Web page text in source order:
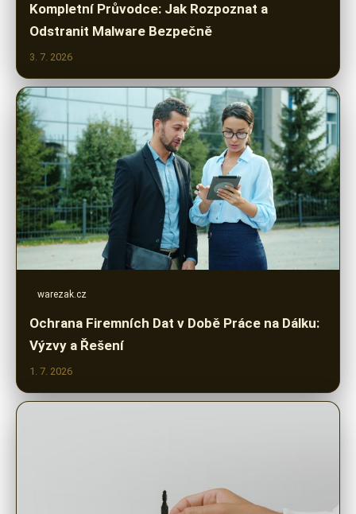
Kompletní Průvodce: Jak Rozpoznat a
Odstranit Malware Bezpečně
3. 7. 2026
warezak.cz
Ochrana Firemních Dat v Době Práce na Dálku:
Výzvy a Řešení
1. 7. 2026